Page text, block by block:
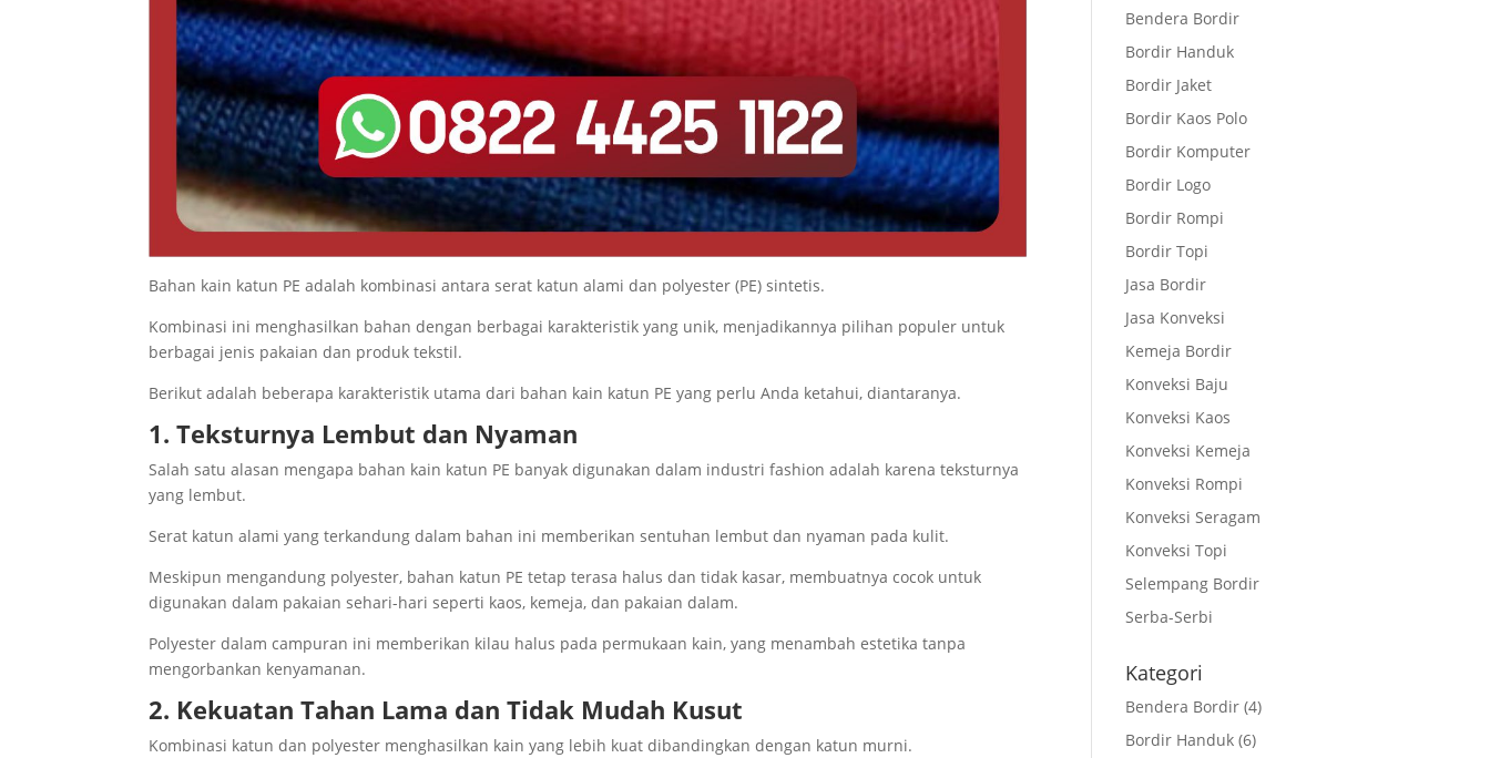
Bahan kain katun PE adalah kombinasi antara serat katun alami dan polyester (PE) sintetis.
Kombinasi ini menghasilkan bahan dengan berbagai karakteristik yang unik, menjadikannya pilihan populer untuk
berbagai jenis pakaian dan produk tekstil.
Berikut adalah beberapa karakteristik utama dari bahan kain katun PE yang perlu Anda ketahui, diantaranya.
1. Teksturnya Lembut dan Nyaman
Salah satu alasan mengapa bahan kain katun PE banyak digunakan dalam industri fashion adalah karena teksturnya
yang lembut.
Serat katun alami yang terkandung dalam bahan ini memberikan sentuhan lembut dan nyaman pada kulit.
Meskipun mengandung polyester, bahan katun PE tetap terasa halus dan tidak kasar, membuatnya cocok untuk
digunakan dalam pakaian sehari-hari seperti kaos, kemeja, dan pakaian dalam.
Polyester dalam campuran ini memberikan kilau halus pada permukaan kain, yang menambah estetika tanpa
mengorbankan kenyamanan.
2. Kekuatan Tahan Lama dan Tidak Mudah Kusut
Kombinasi katun dan polyester menghasilkan kain yang lebih kuat dibandingkan dengan katun murni.
Bendera Bordir
Bordir Handuk
Bordir Jaket
Bordir Kaos Polo
Bordir Komputer
Bordir Logo
Bordir Rompi
Bordir Topi
Jasa Bordir
Jasa Konveksi
Kemeja Bordir
Konveksi Baju
Konveksi Kaos
Konveksi Kemeja
Konveksi Rompi
Konveksi Seragam
Konveksi Topi
Selempang Bordir
Serba-Serbi
Kategori
Bendera Bordir (4)
Bordir Handuk (6)